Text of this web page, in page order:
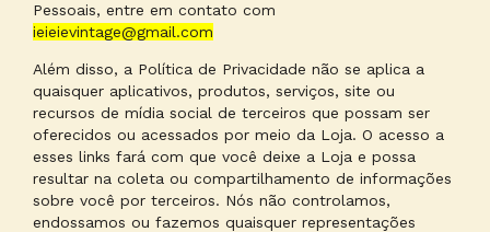
Pessoais, entre em contato com
ieieievintage@gmail.com
Além disso, a Política de Privacidade não se aplica a
quaisquer aplicativos, produtos, serviços, site ou
recursos de mídia social de terceiros que possam ser
oferecidos ou acessados por meio da Loja. O acesso a
esses links fará com que você deixe a Loja e possa
resultar na coleta ou compartilhamento de informações
sobre você por terceiros. Nós não controlamos,
endossamos ou fazemos quaisquer representações